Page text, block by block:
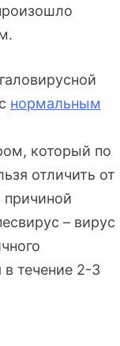
нормальным
который по
отличить от
причиной
– вирус
течение 2-3